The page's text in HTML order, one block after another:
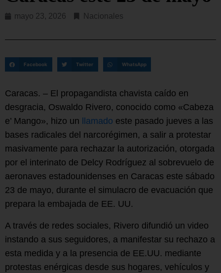
mayo 23, 2026 Nacionales
Facebook Twitter WhatsApp
Caracas. – El propagandista chavista caído en
desgracia, Oswaldo Rivero, conocido como «Cabeza
e’ Mango», hizo un
llamado este pasado jueves a las
bases radicales del narcorégimen, a salir a protestar
masivamente para rechazar la autorización, otorgada
por el interinato de Delcy Rodríguez al sobrevuelo de
aeronaves estadounidenses en Caracas este sábado
23 de mayo, durante el simulacro de evacuación que
prepara la embajada de EE. UU.
A través de redes sociales, Rivero difundió un video
instando a sus seguidores, a manifestar su rechazo a
esta medida y a la presencia de EE.UU. mediante
protestas enérgicas desde sus hogares, vehículos y